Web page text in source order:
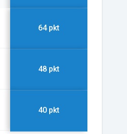
64 pkt
48 pkt
40 pkt